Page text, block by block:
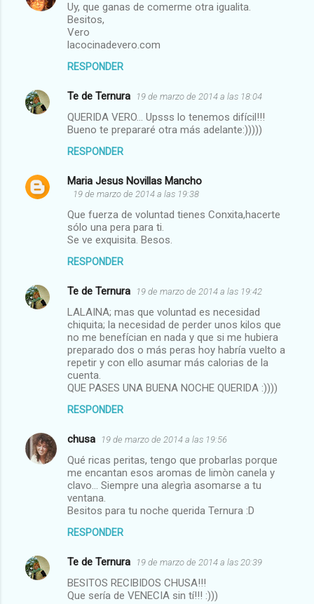
Uy, que ganas de comerme otra igualita.
Besitos,
Vero
lacocinadevero.com
RESPONDER
Te de Ternura 19 de marzo de 2014 a las 18:04
QUERIDA VERO... Upsss lo tenemos difícil!!!
Bueno te prepararé otra más adelante:)))))
RESPONDER
Maria Jesus Novillas Mancho
19 de marzo de 2014 a las 19:38
Que fuerza de voluntad tienes Conxita,hacerte
sólo una pera para ti.
Se ve exquisita. Besos.
RESPONDER
Te de Ternura 19 de marzo de 2014 a las 19:42
LALAINA; mas que voluntad es necesidad
chiquita; la necesidad de perder unos kilos que
no me benefícian en nada y que si me hubiera
preparado dos o más peras hoy habría vuelto a
repetir y con ello asumar más calorias de la
cuenta.
QUE PASES UNA BUENA NOCHE QUERIDA :))))
RESPONDER
chusa 19 de marzo de 2014 a las 19:56
Qué ricas peritas, tengo que probarlas porque
me encantan esos aromas de limòn canela y
clavo... Siempre una alegrìa asomarse a tu
ventana.
Besitos para tu noche querida Ternura :D
RESPONDER
Te de Ternura 19 de marzo de 2014 a las 20:39
BESITOS RECIBIDOS CHUSA!!!
Que sería de VENECIA sin tí!!! :)))